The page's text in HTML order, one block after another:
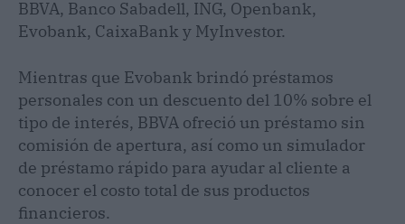
BBVA, Banco Sabadell, ING, Openbank,
Evobank, CaixaBank y MyInvestor.
Mientras que Evobank brindó préstamos
personales con un descuento del 10% sobre el
tipo de interés, BBVA ofreció un préstamo sin
comisión de apertura, así como un simulador
de préstamo rápido para ayudar al cliente a
conocer el costo total de sus productos
financieros.